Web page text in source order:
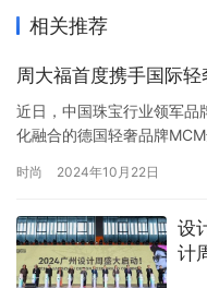
相关推荐
周大福首度携手国际
近日，中国珠宝行业领军品
化融合的德国轻奢品牌
将共同致力探索更多元、更
时尚潮流与创新设计工艺，
列…
时尚 2024年10月22日
设
计